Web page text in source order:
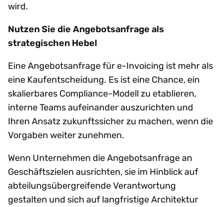
wird.
Nutzen Sie die Angebotsanfrage als
strategischen Hebel
Eine Angebotsanfrage für e-Invoicing ist mehr als
eine Kaufentscheidung. Es ist eine Chance, ein
skalierbares Compliance-Modell zu etablieren,
interne Teams aufeinander auszurichten und
Ihren Ansatz zukunftssicher zu machen, wenn die
Vorgaben weiter zunehmen.
Wenn Unternehmen die Angebotsanfrage an
Geschäftszielen ausrichten, sie im Hinblick auf
abteilungsübergreifende Verantwortung
gestalten und sich auf langfristige Architektur